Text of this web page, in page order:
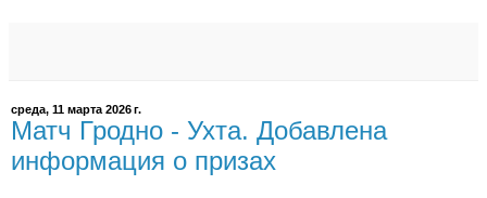
среда, 11 марта 2026 г.
Матч Гродно - Ухта. Добавлена
информация о призах